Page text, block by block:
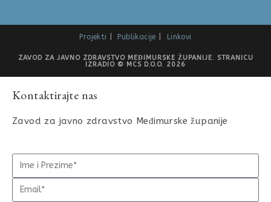
Projekti Publikacije Linkovi
ZAVOD ZA JAVNO ZDRAVSTVO MEĐIMURSKE ŽUPANIJE. STRANICU
IZRADIO © MCS D.O.O. 2026
Kontaktirajte nas
Zavod za javno zdravstvo Međimurske županije